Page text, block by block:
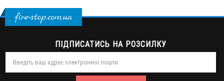
fire-stop.com.ua
ПІДПИСАТИСЬ НА РОЗСИЛКУ